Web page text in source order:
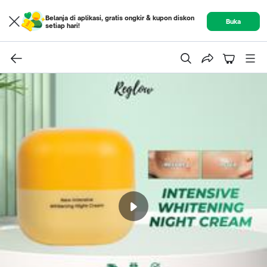
Belanja di aplikasi, gratis ongkir & kupon diskon
setiap hari!
Buka